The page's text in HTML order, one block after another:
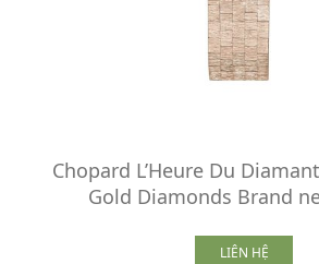
Chopard L’Heure Du
Gold Diamonds Brand
LIÊN HỆ